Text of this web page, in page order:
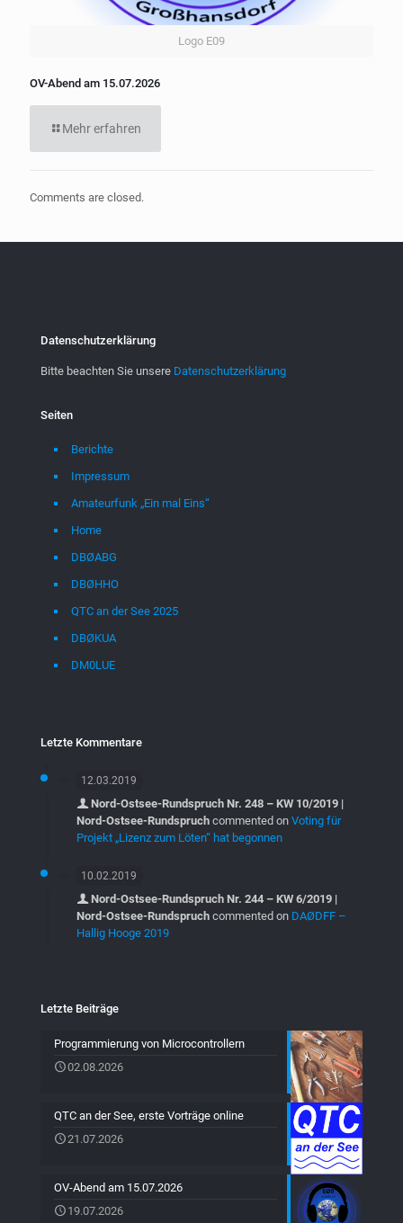
Logo E09
OV-Abend am 15.07.2026
Mehr erfahren
Comments are closed.
Datenschutzerklärung
Bitte beachten Sie unsere Datenschutzerklärung
Seiten
Berichte
Impressum
Amateurfunk „Ein mal Eins“
Home
DBØABG
DBØHHO
QTC an der See 2025
DBØKUA
DM0LUE
Letzte Kommentare
12.03.2019
Nord-Ostsee-Rundspruch Nr. 248 – KW 10/2019 |
Nord-Ostsee-Rundspruch commented on Voting für
Projekt „Lizenz zum Löten“ hat begonnen
10.02.2019
Nord-Ostsee-Rundspruch Nr. 244 – KW 6/2019 |
Nord-Ostsee-Rundspruch commented on DAØDFF –
Hallig Hooge 2019
Letzte Beiträge
Programmierung von Microcontrollern
02.08.2026
QTC an der See, erste Vorträge online
21.07.2026
OV-Abend am 15.07.2026
19.07.2026